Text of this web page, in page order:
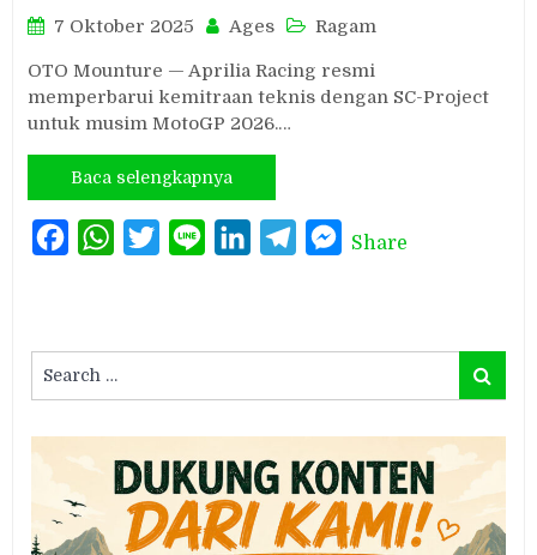
7 Oktober 2025 Ages Ragam
OTO Mounture — Aprilia Racing resmi
memperbarui kemitraan teknis dengan SC-Project
untuk musim MotoGP 2026.…
Baca selengkapnya
FacebookWhatsAppTwitterLine LinkedInTelegramMessenger
Share
for:
Search